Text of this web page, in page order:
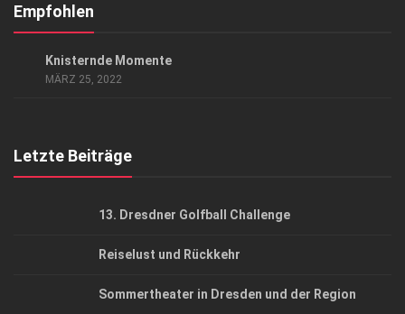
Kontakt, Impressum
Empfohlen
Knisternde Momente
MÄRZ 25, 2022
Letzte Beiträge
13. Dresdner Golfball Challenge
Reiselust und Rückkehr
Sommertheater in Dresden und der Region